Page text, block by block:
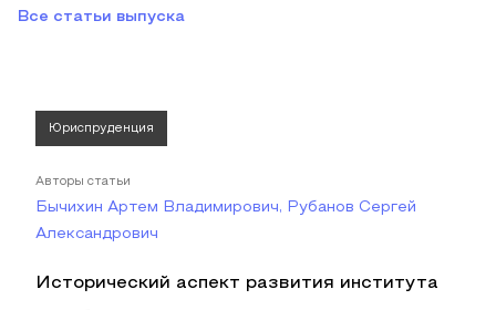
Все статьи выпуска
Юриспруденция
Авторы статьи
Бычихин Артем Владимирович, Рубанов Сергей
Александрович
Исторический аспект развития института